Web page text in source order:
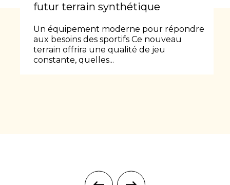
futur terrain synthétique
Un équipement moderne pour répondre
aux besoins des sportifs Ce nouveau
terrain offrira une qualité de jeu
constante, quelles...